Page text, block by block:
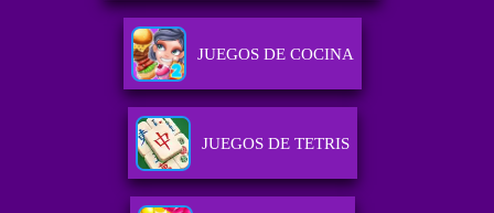
JUEGOS DE COCINA
JUEGOS DE TETRIS